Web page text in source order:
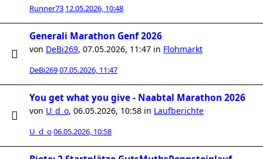
Runner73 12.05.2026, 10:48
Generali Marathon Genf 2026
von DeBi269, 07.05.2026, 11:47 in Flohmarkt
DeBi26907.05.2026, 11:47
You get what you give - Naabtal Marathon 2026
von U_d_o, 06.05.2026, 10:58 in Laufberichte
U_d_o06.05.2026, 10:58